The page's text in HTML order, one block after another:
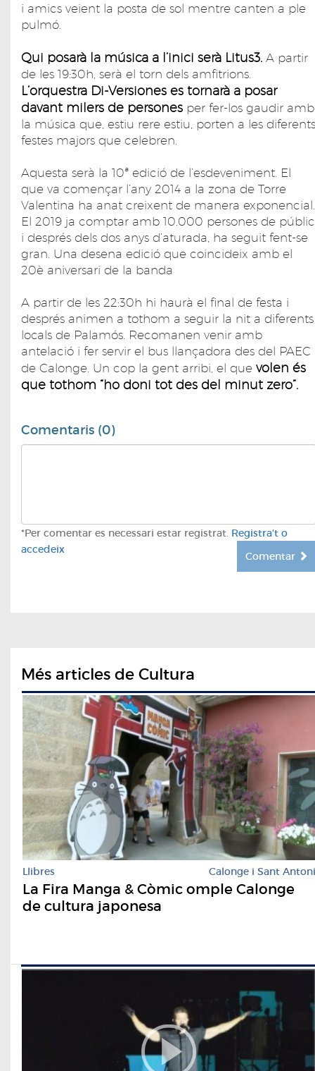
i amics veient la posta de sol mentre canten a ple
pulmó.
Qui posarà la música a l’inici serà Litus3. A partir
de les 19:30h, serà el torn dels amfitrions.
L’orquestra Di-Versiones es tornarà a posar
davant milers de persones per fer-los gaudir amb
la música que, estiu rere estiu, porten a les diferents
festes majors que celebren.
Aquesta serà la 10ª edició de l’esdeveniment. El
que va començar l’any 2014 a la zona de Torre
Valentina ha anat creixent de manera exponencial.
El 2019 ja comptar amb 10.000 persones de públic
i després dels dos anys d’aturada, ha seguit fent-se
gran. Una desena edició que coincideix amb el
20è aniversari de la banda
A partir de les 22:30h hi haurà el final de festa i
després animen a tothom a seguir la nit a diferents
locals de Palamós. Recomanen venir amb
antelació i fer servir el bus llançadora des del PAEC
de Calonge. Un cop la gent arribi, el que volen és
que tothom “ho doni tot des del minut zero”.
Comentaris (0)
*Per comentar es necessari estar registrat. Registra't o
accedeix
Comentar
Més articles de Cultura
Llibres Calonge i Sant Antoni
La Fira Manga & Còmic omple Calonge
de cultura japonesa